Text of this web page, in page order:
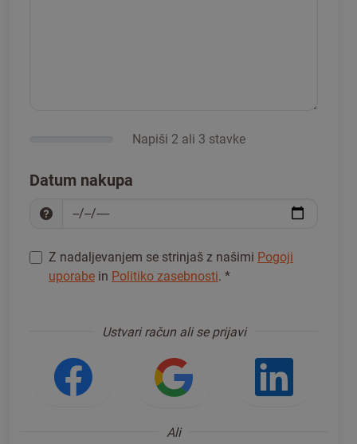
Napiši 2 ali 3 stavke
Datum nakupa
Z nadaljevanjem se strinjaš z našimi Pogoji
uporabe in Politiko zasebnosti. *
Ustvari račun ali se prijavi
Prijava z omrežjem Facebook
Prijava z Googlom
Ali